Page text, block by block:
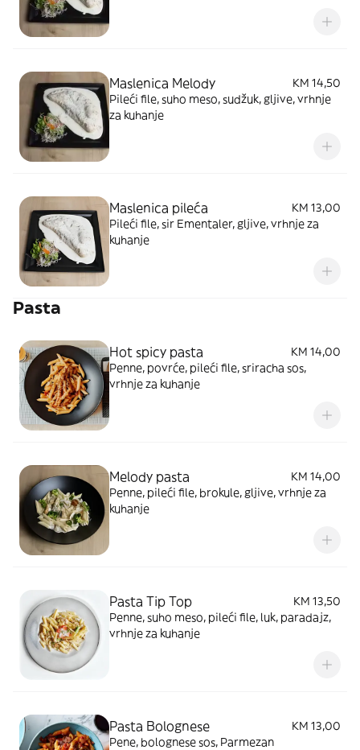
Maslenica Melody
KM 14,50
Pileći file, suho meso, sudžuk, gljive, vrhnje
za kuhanje
Maslenica pileća
KM 13,00
Pileći file, sir Ementaler, gljive, vrhnje za
kuhanje
Pasta
Hot spicy pasta
KM 14,00
Penne, povrće, pileći file, sriracha sos,
vrhnje za kuhanje
Melody pasta
KM 14,00
Penne, pileći file, brokule, gljive, vrhnje za
kuhanje
Pasta Tip Top
KM 13,50
Penne, suho meso, pileći file, luk, paradajz,
vrhnje za kuhanje
Pasta Bolognese
KM 13,00
Pene, bolognese sos, Parmezan